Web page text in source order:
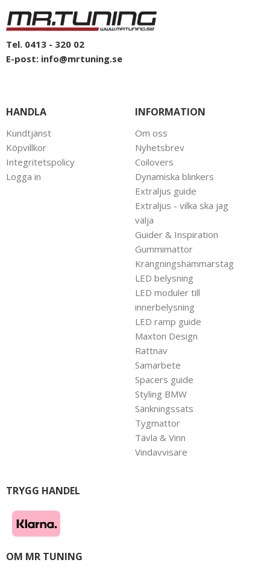
Tel. 0413 - 320 02
E-post: info@mrtuning.se
HANDLA
Kundtjänst
Köpvillkor
Integritetspolicy
Logga in
INFORMATION
Om oss
Nyhetsbrev
Coilovers
Dynamiska blinkers
Extraljus guide
Extraljus - vilka ska jag
välja
Guider & Inspiration
Gummimattor
Krängningshämmarstag
LED belysning
LED moduler till
innerbelysning
LED ramp guide
Maxton Design
Rattnav
Samarbete
Spacers guide
Styling BMW
Sänkningssats
Tygmattor
Tävla & Vinn
Vindavvisare
TRYGG HANDEL
OM MR TUNING